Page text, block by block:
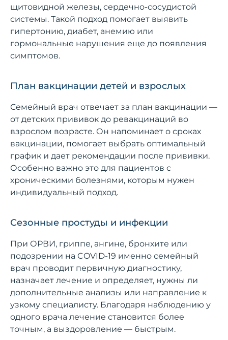
щитовидной железы, сердечно-сосудистой
системы. Такой подход помогает выявить
гипертонию, диабет, анемию или
гормональные нарушения еще до появления
симптомов.
План вакцинации детей и взрослых
Семейный врач отвечает за план вакцинации —
от детских прививок до ревакцинаций во
взрослом возрасте. Он напоминает о сроках
вакцинации, помогает выбрать оптимальный
график и дает рекомендации после прививки.
Особенно важно это для пациентов с
хроническими болезнями, которым нужен
индивидуальный подход.
Сезонные простуды и инфекции
При ОРВИ, гриппе, ангине, бронхите или
подозрении на COVID-19 именно семейный
врач проводит первичную диагностику,
назначает лечение и определяет, нужны ли
дополнительные анализы или направление к
узкому специалисту. Благодаря наблюдению у
одного врача лечение становится более
точным, а выздоровление — быстрым.